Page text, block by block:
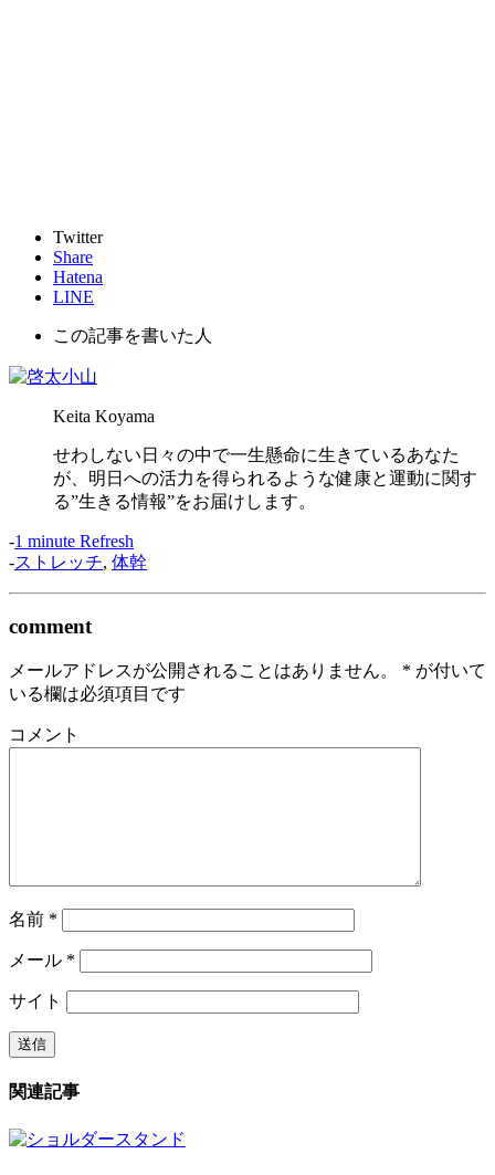
Twitter
Share
Hatena
LINE
この記事を書いた人
Keita Koyama
せわしない日々の中で一生懸命に生きているあなた
が、明日への活力を得られるような健康と運動に関す
る”生きる情報”をお届けします。
-1 minute Refresh
-ストレッチ, 体幹
comment
メールアドレスが公開されることはありません。 * が付いて
いる欄は必須項目です
コメント
名前 *
メール *
サイト
関連記事